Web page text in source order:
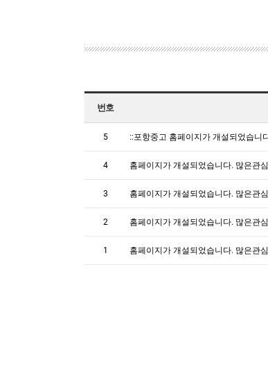
번호
5 ::포항중고 홈페이지가 개설되었습니
4 홈페이지가 개설되었습니다. 많은관
3 홈페이지가 개설되었습니다. 많은관
2 홈페이지가 개설되었습니다. 많은관
1 홈페이지가 개설되었습니다. 많은관